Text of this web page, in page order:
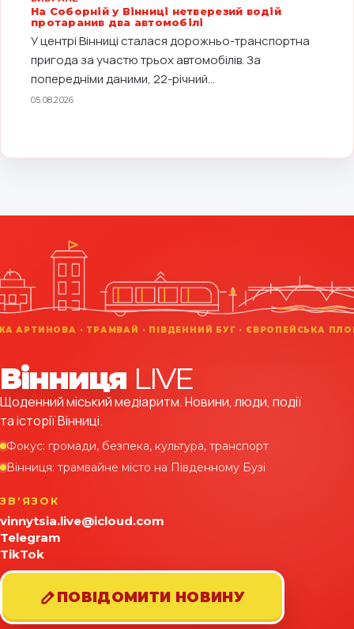
Вінниця LIVE
Щоденний міський медіаритм. Новини, люди, події
та історії Вінниці.
Фокус: громади, безпека, культура, транспорт
Вінниця: трамвайне місто на Південному Бузі
ЗВʼЯЗОК
vinnytsia.live@icloud.com
Telegram
TikTok
ПОВІДОМИТИ НОВИНУ